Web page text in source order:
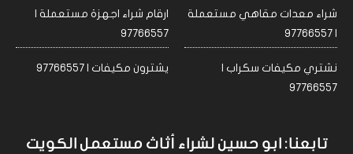
شراء معدات مقاهي مستعملة
| 97766557
ارقام شراء اجهزة مستعملة |
97766557
نشتري مكيفات سكراب |
97766557
يشترون مكيفات | 97766557
تابعنا: ابو حسين لشراء أثاث مستعمل الكويت